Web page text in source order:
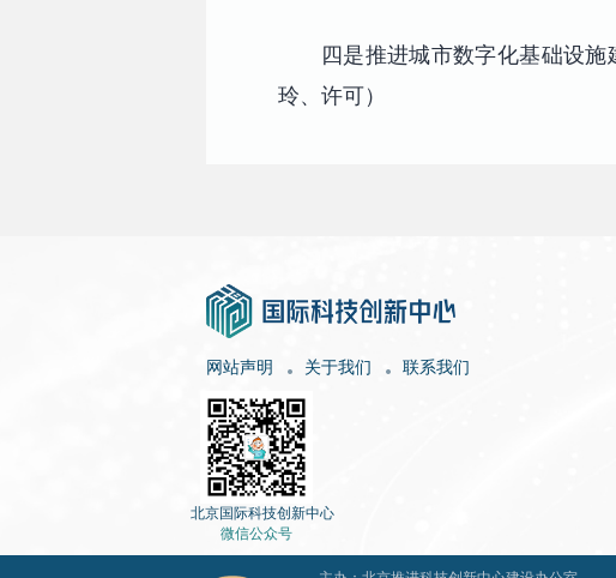
四是推进城市数字化基础设
玲、许可）
网站声明 关于我们 联系我们
北京国际科技创新中心
微信公众号